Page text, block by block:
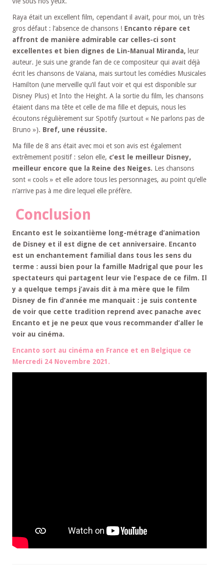
Raya était un excellent film, cependant il avait, pour moi, un très
gros défaut : l’absence de chansons ! Encanto répare cet
affront de manière admirable car celles-ci sont
excellentes et bien dignes de Lin-Manual Miranda, leur
auteur. Je suis une grande fan de ce compositeur qui avait déjà
écrit les chansons de Vaïana, mais surtout les comédies Musicales
Hamilton (une merveille qu’il faut voir et qui est disponible sur
Disney Plus) et Into the Height. A la sortie du film, les chansons
étaient dans ma tête et celle de ma fille et depuis, nous les
écoutons régulièrement sur Spotify (surtout « Ne parlons pas de
Bruno »). Bref, une réussite.
Ma fille de 8 ans était avec moi et son avis est également
extrêmement positif : selon elle, c’est le meilleur Disney,
meilleur encore que la Reine des Neiges. Les chansons
sont « cools » et elle adore tous les personnages, au point qu’elle
n’arrive pas à me dire lequel elle préfère.
Conclusion
Encanto est le soixantième long-métrage d’animation
de Disney et il est digne de cet anniversaire. Encanto
est un enchantement familial dans tous les sens du
terme : aussi bien pour la famille Madrigal que pour les
spectateurs qui partagent leur vie l’espace de ce film. Il
y a quelque temps j’avais dit à ma mère que le film
Disney de fin d’année me manquait : je suis contente
de voir que cette tradition reprend avec panache avec
Encanto et je ne peux que vous recommander d’aller le
voir au cinéma.
Encanto sort au cinéma en France et en Belgique ce
Mercredi 24 Novembre 2021.